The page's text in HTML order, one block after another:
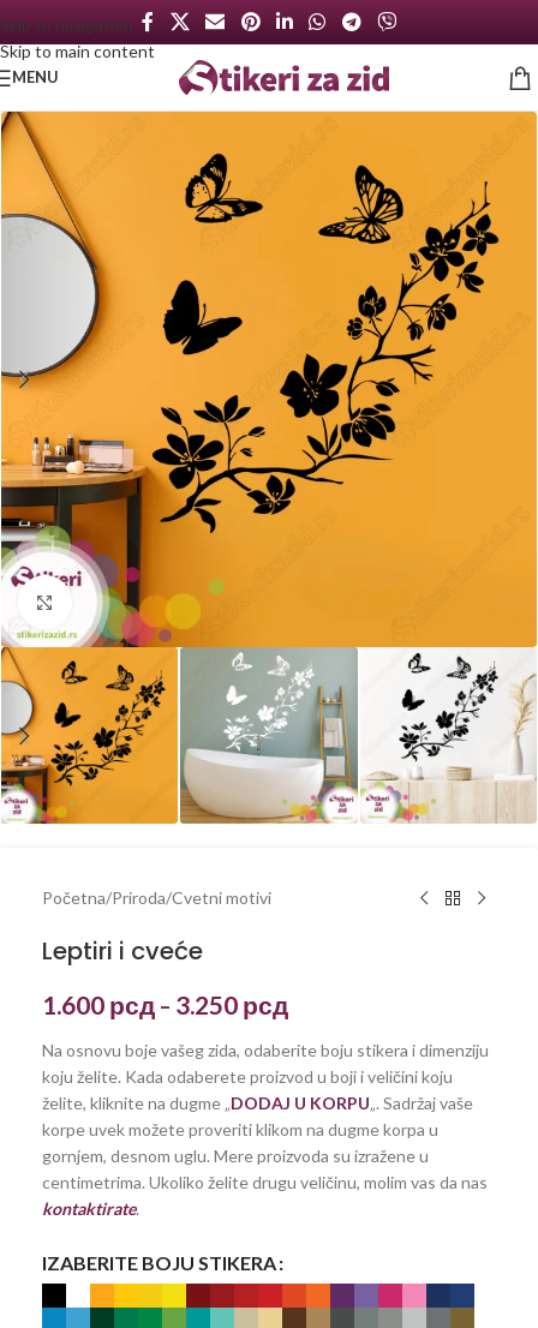
Skip to navigation
Skip to main content
MENU
Kliknite za uvećanje
Početna/Priroda/Cvetni motivi
Leptiri i cveće
1.600 рсд – 3.250 рсд
Na osnovu boje vašeg zida, odaberite boju stikera i dimenziju
koju želite. Kada odaberete proizvod u boji i veličini koju
želite, kliknite na dugme „DODAJ U KORPU„. Sadržaj vaše
korpe uvek možete proveriti klikom na dugme korpa u
gornjem, desnom uglu. Mere proizvoda su izražene u
centimetrima. Ukoliko želite drugu veličinu, molim vas da nas
kontaktirate.
IZABERITE BOJU STIKERA